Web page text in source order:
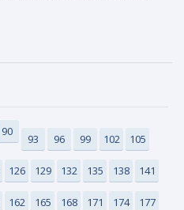
90
93 96 99 102 105
126 129 132 135 138 141
162 165 168 171 174 177